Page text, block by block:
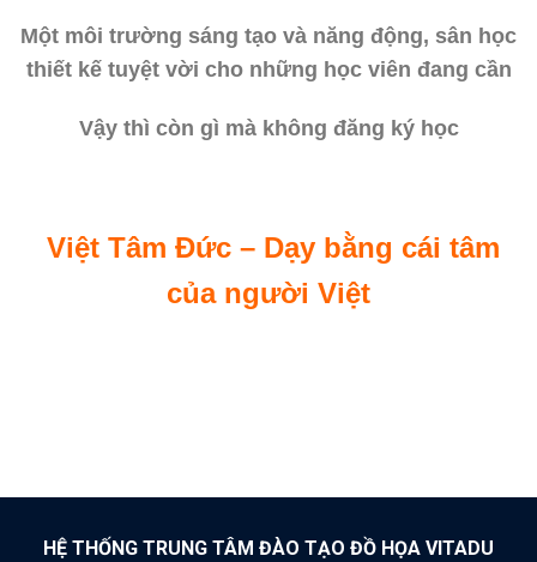
Một môi trường sáng tạo và năng động, sân học
thiết kế tuyệt vời cho những học viên đang cần
Vậy thì còn gì mà không đăng ký học
Việt Tâm Đức – Dạy bằng cái tâm
của người Việt
HỆ THỐNG TRUNG TÂM ĐÀO TẠO ĐỒ HỌA VITADU